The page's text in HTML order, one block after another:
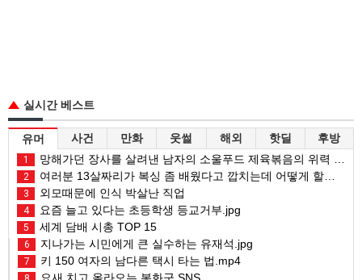
실시간 베스트
유머 사건 만화 웃썰 해외 핫딜 후방
1 망해가던 장사를 살려낸 남자의 소울푸드 제육볶음의 위력 ㅋㅋ
2 여러분 13살짜리가 복싱 좀 배웠다고 깝치는데 어떻게 할까요?
3 외모때문에 인식 박살난 직업
4 요즘 늘고 있다는 초등학생 등교거부.jpg
5 세계 담배 시총 TOP 15
6 지나가는 시민에게 큰 실수하는 유재석.jpg
7 키 150 여자의 남다른 택시 타는 법.mp4